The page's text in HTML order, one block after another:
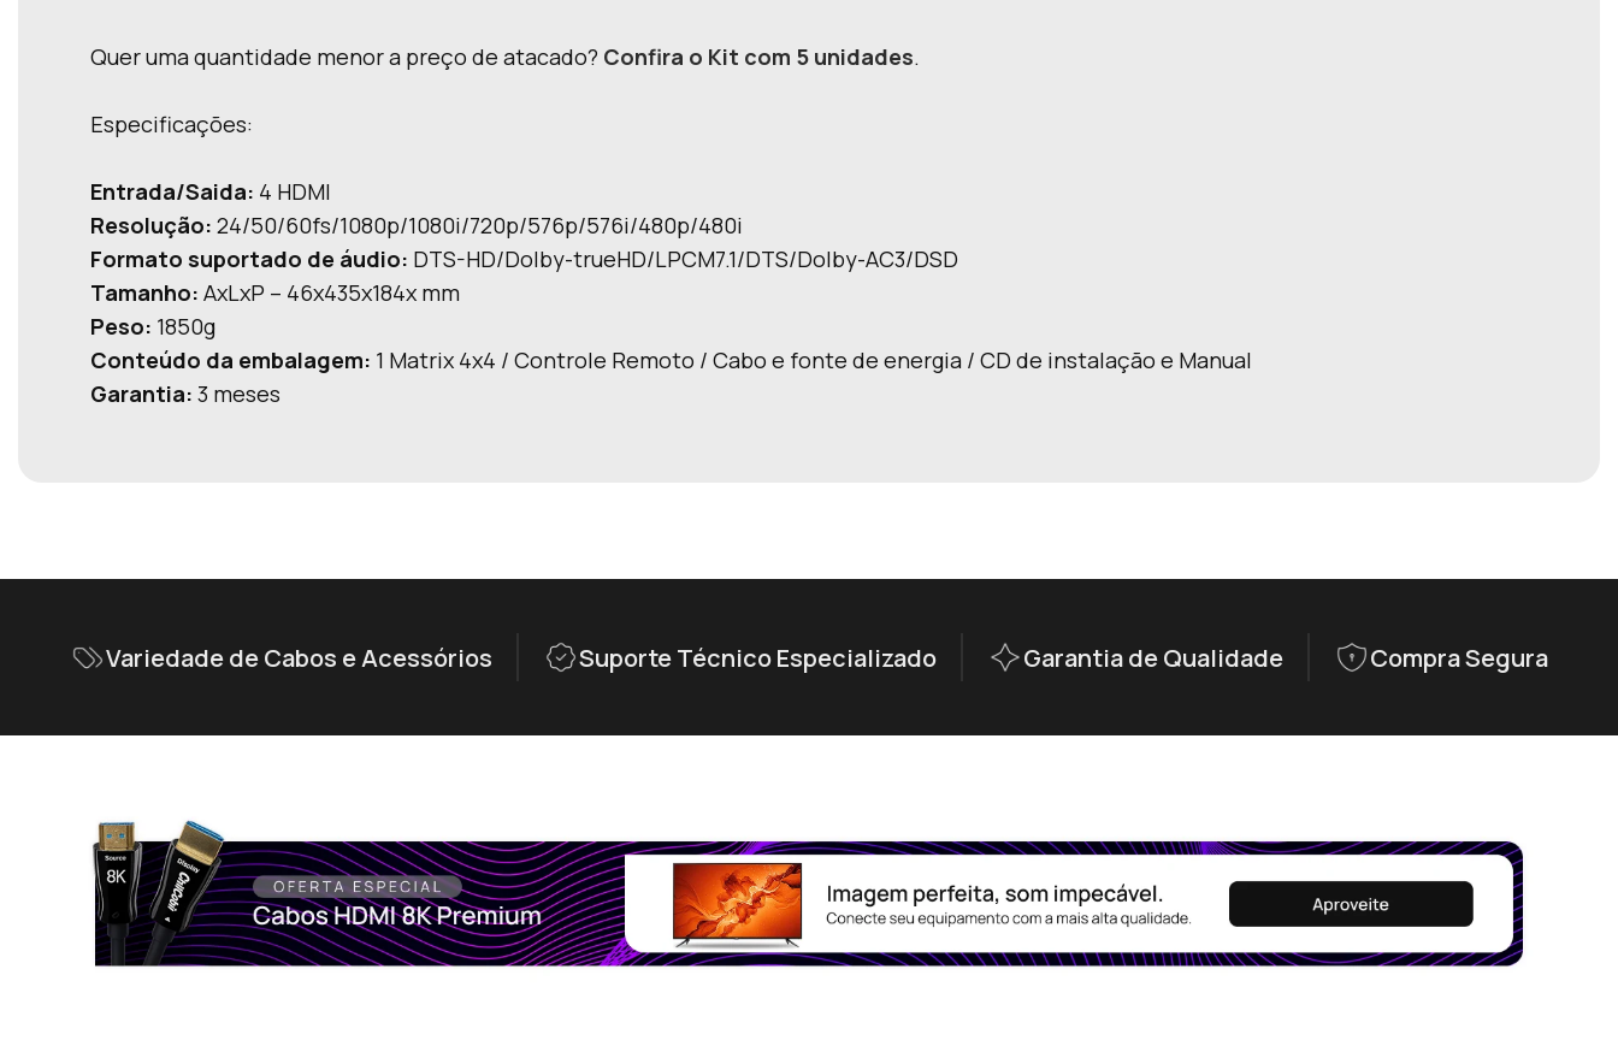
Quer uma quantidade menor a preço de atacado? Confira o Kit com 5 unidades.
Especificações:
Entrada/Saida: 4 HDMI
Resolução: 24/50/60fs/1080p/1080i/720p/576p/576i/480p/480i
Formato suportado de áudio: DTS-HD/Dolby-trueHD/LPCM7.1/DTS/Dolby-AC3/DSD
Tamanho: AxLxP – 46x435x184x mm
Peso: 1850g
Conteúdo da embalagem: 1 Matrix 4x4 / Controle Remoto / Cabo e fonte de energia / CD de instalação e Manual
Garantia: 3 meses
Variedade de Cabos e Acessórios Suporte Técnico Especializado Garantia de Qualidade Compra Segura